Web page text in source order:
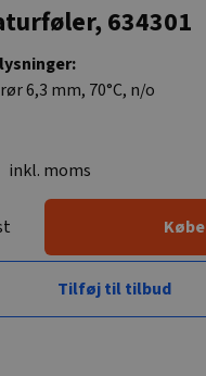
634301
6,3 mm, 70°C, n/o
inkl. moms
Købe
Tilføj til tilbud